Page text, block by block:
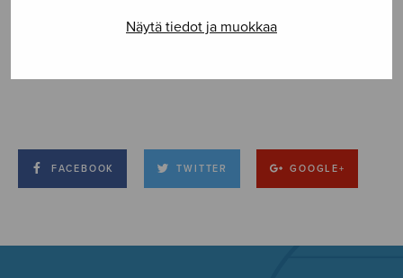
Näytä tiedot ja muokkaa
FACEBOOK TWITTER GOOGLE+